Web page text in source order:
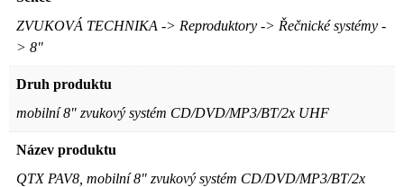
ZVUKOVÁ TECHNIKA -> Reproduktory -> Řečnické systémy -
> 8"
Druh produktu
mobilní 8" zvukový systém CD/DVD/MP3/BT/2x UHF
Název produktu
QTX PAV8, mobilní 8" zvukový systém CD/DVD/MP3/BT/2x